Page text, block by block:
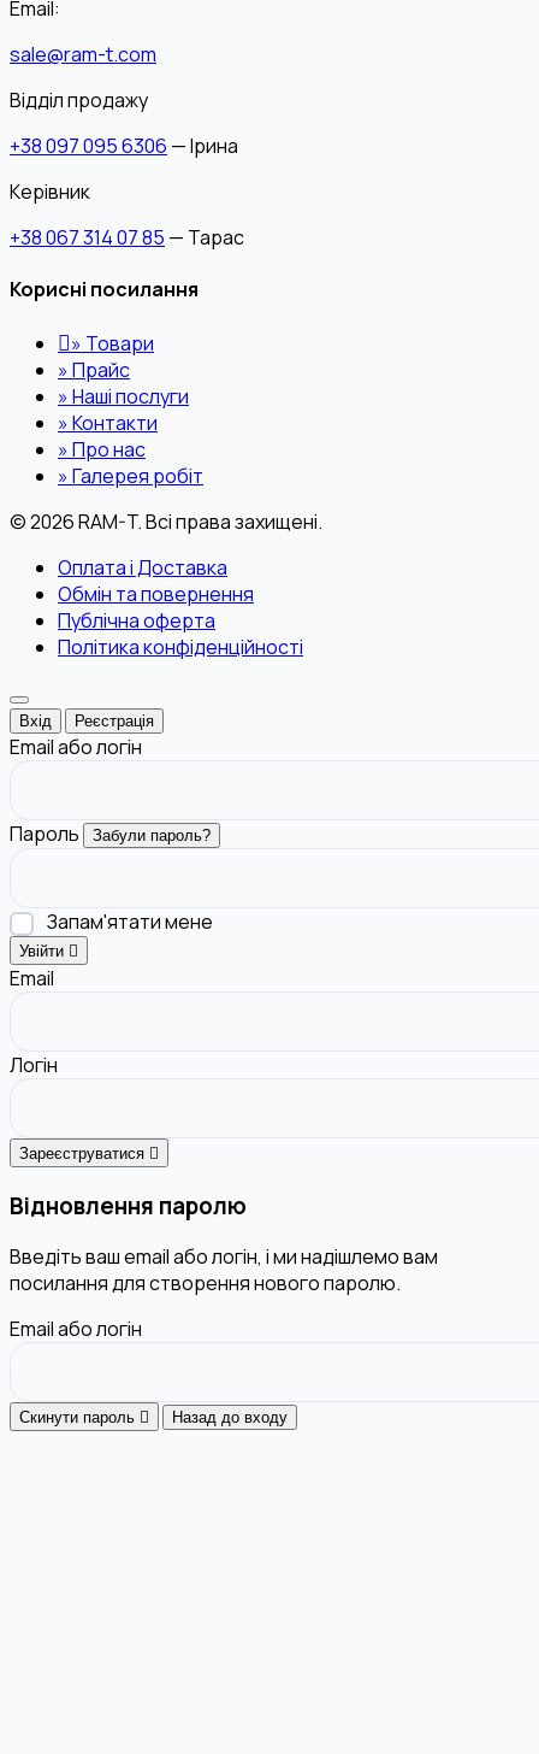
Email:
sale@ram-t.com
Відділ продажу
+38 097 095 6306 — Ірина
Керівник
+38 067 314 07 85 — Тарас
Корисні посилання
» Товари
»Прайс
»Наші послуги
»Контакти
»Про нас
»Галерея робіт
© 2026 RAM-T. Всі права захищені.
Оплата і Доставка
Обмін та повернення
Публічна оферта
Політика конфіденційності
Вхід Реєстрація
Email або логін
Пароль Забули пароль?
Запам'ятати мене
Увійти
Email
Логін
Зареєструватися
Відновлення паролю
Введіть ваш email або логін, і ми надішлемо вам
посилання для створення нового паролю.
Email або логін
Скинути пароль Назад до входу